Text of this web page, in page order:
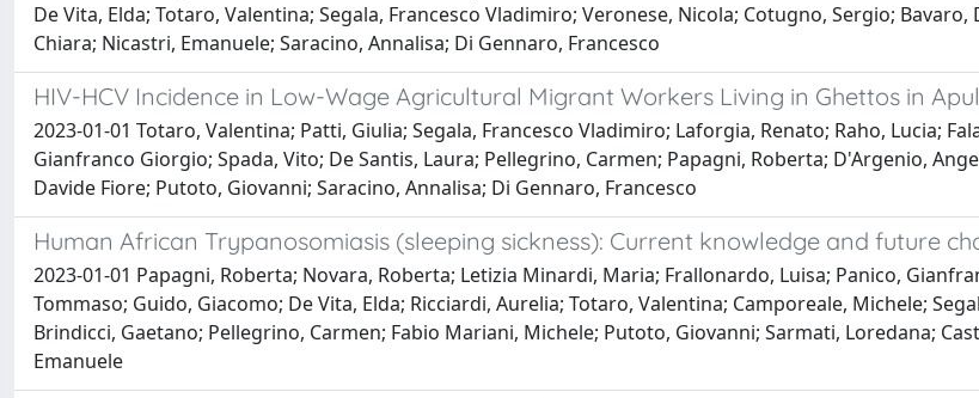
De Vita, Elda; Totaro, Valentina; Segala, Francesco Vladimiro; Veronese, Nicola; Cotugno, Sergio;
Chiara; Nicastri, Emanuele; Saracino, Annalisa; Di Gennaro, Francesco
HIV-HCV Incidence in Low-Wage Agricultural Migrant Workers Living in Ghettos in
2023-01-01 Totaro, Valentina; Patti, Giulia; Segala, Francesco Vladimiro; Laforgia, Renato; Raho, Lucia;
Gianfranco Giorgio; Spada, Vito; De Santis, Laura; Pellegrino, Carmen; Papagni, Roberta; D'Argenio,
Davide Fiore; Putoto, Giovanni; Saracino, Annalisa; Di Gennaro, Francesco
Human African Trypanosomiasis (sleeping sickness): Current knowledge and future
2023-01-01 Papagni, Roberta; Novara, Roberta; Letizia Minardi, Maria; Frallonardo, Luisa; Panico,
Tommaso; Guido, Giacomo; De Vita, Elda; Ricciardi, Aurelia; Totaro, Valentina; Camporeale, Michele;
Brindicci, Gaetano; Pellegrino, Carmen; Fabio Mariani, Michele; Putoto, Giovanni; Sarmati, Loredana;
Emanuele